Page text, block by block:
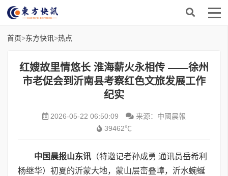
首页>东方快讯>热点
红嫂故里情悠长 淮海薪火永相传 ——徐州
市老促会到沂南县考察红色文旅发展工作
纪实
2026-05-22 06:50:09
来源：中國晨報
39462℃
中国晨报山东讯 （特邀记者孙成勇 通讯员岳希利
杨继华）初夏的沂蒙大地，蒙山层峦叠嶂，沂水蜿蜒